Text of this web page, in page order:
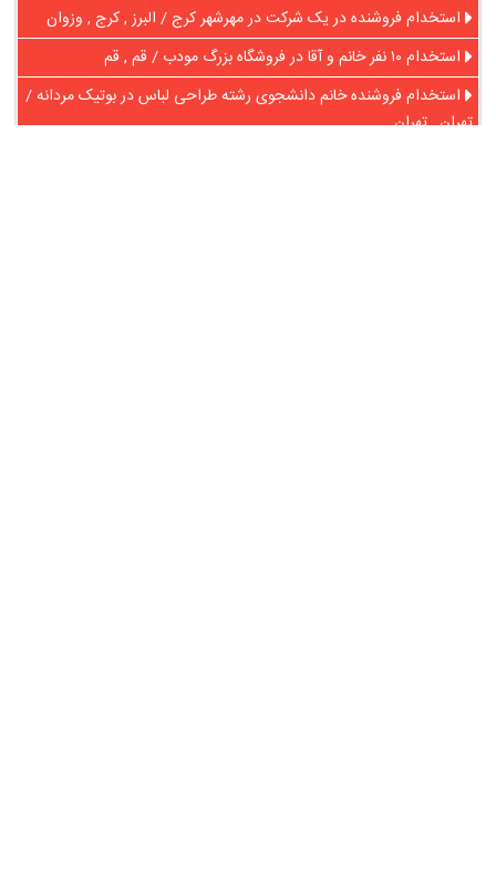
استخدام فروشنده در یک شرکت در مهرشهر کرج / البرز , کرج , وزوان
استخدام ۱۰ نفر خانم و آقا در فروشگاه بزرگ مودب / قم , قم
استخدام فروشنده خانم دانشجوی رشته طراحی لباس در بوتیک مردانه /
تهران , تهران